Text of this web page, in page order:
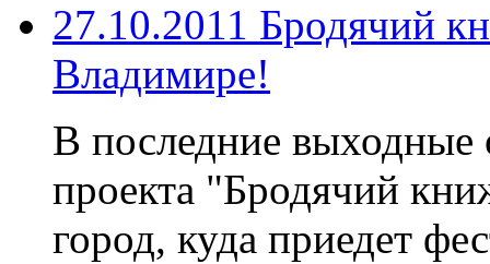
27.10.2011 Бродячий
Владимире!
В последние выходные
проекта "Бродячий
город, куда приедет